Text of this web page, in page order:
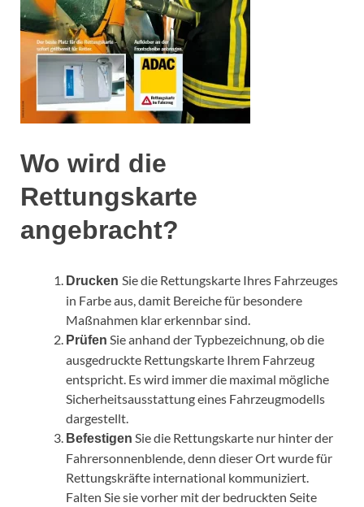
Wo wird die
Rettungskarte
angebracht?
Drucken Sie die Rettungskarte Ihres Fahrzeuges
in Farbe aus, damit Bereiche für besondere
Maßnahmen klar erkennbar sind.
Prüfen Sie anhand der Typbezeichnung, ob die
ausgedruckte Rettungskarte Ihrem Fahrzeug
entspricht. Es wird immer die maximal mögliche
Sicherheitsausstattung eines Fahrzeugmodells
dargestellt.
Befestigen Sie die Rettungskarte nur hinter der
Fahrersonnenblende, denn dieser Ort wurde für
Rettungskräfte international kommuniziert.
Falten Sie sie vorher mit der bedruckten Seite